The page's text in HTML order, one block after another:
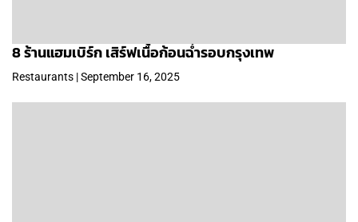
8 ร้านแฮมเบิร์ก เสิร์ฟเนื้อก้อนฉ่ำรอบกรุงเทพ
Restaurants | September 16, 2025